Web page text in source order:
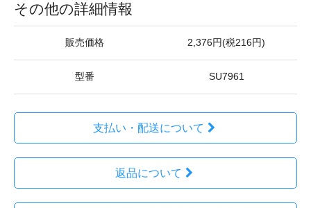
その他の詳細情報
販売価格 2,376円(税216円)
型番 SU7961
支払い・配送について
返品について